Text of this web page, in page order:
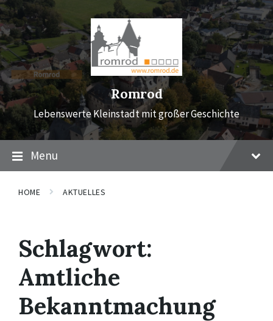
Skip
to
content
Skip
to
main
navigation
Skip
to
footer
Romrod
Lebenswerte Kleinstadt mit großer Geschichte
Menu
HOME AKTUELLES
Schlagwort:
Amtliche
Bekanntmachung